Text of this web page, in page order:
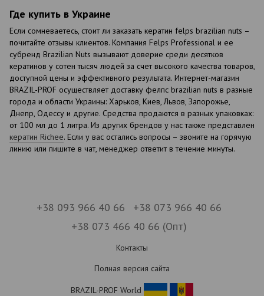
Где купить в Украине
Если сомневаетесь, стоит ли заказать кератин felps brazilian nuts –
почитайте отзывы клиентов. Компания Felps Professional и ее
субренд Brazilian Nuts вызывают доверие среди десятков
кератинов у сотен тысяч людей за счет высокого качества товаров,
доступной цены и эффективного результата. Интернет-магазин
BRAZIL-PROF осуществляет доставку фелпс brazilian nuts в разные
города и области Украины: Харьков, Киев, Львов, Запорожье,
Днепр, Одессу и другие. Средства продаются в разных упаковках:
от 100 мл до 1 литра. Из других брендов у нас также представлен
кератин Richee. Если у вас остались вопросы – звоните на горячую
линию или пишите в чат, менеджер ответит в течение минуты.
+38 093 966 40 66
+38 073 966 40 66
+38 073 466 40 66 (Опт)
Контакты
Полная версия сайта
BRAZIL-PROF World